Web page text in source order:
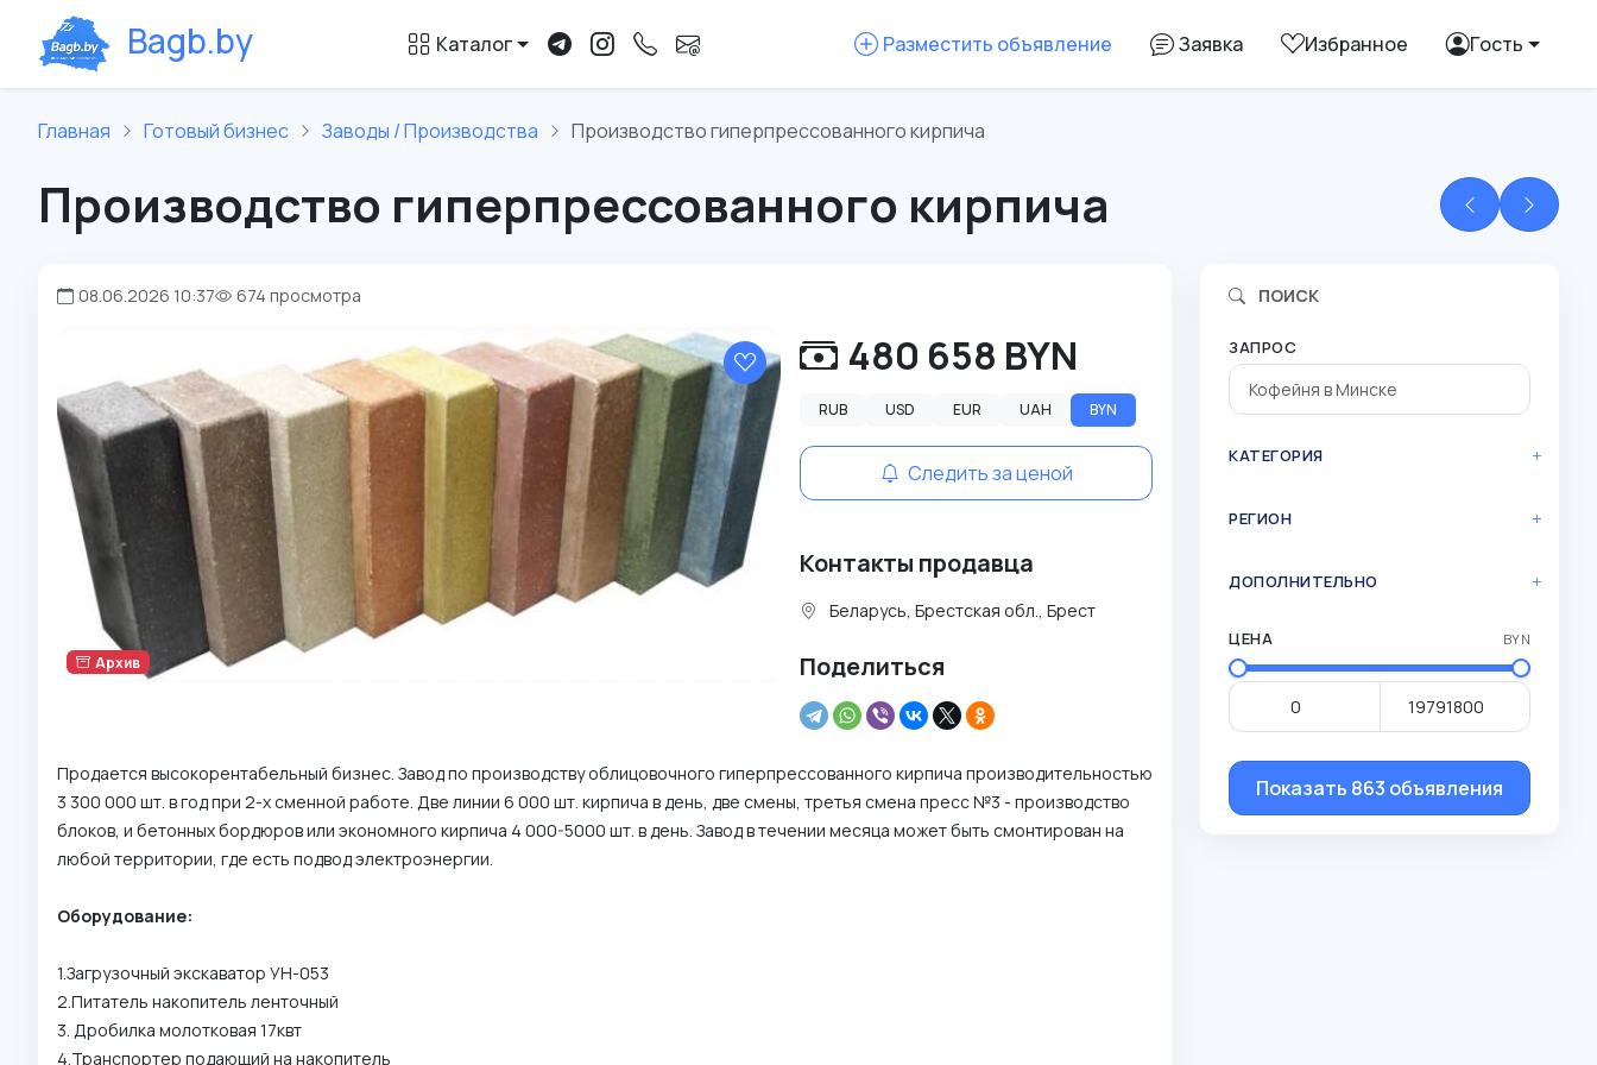
Bagb.by Каталог Разместить объявление Заявка Избранное Гость
Главная Готовый бизнес Заводы / Производства Производство гиперпрессованного кирпича
Производство гиперпрессованного кирпича
ЗАПРОС
КАТЕГОРИЯ
РЕГИОН
ДОПОЛНИТЕЛЬНО
ЦЕНА BYN
Показать 863 объявления
ПОИСК
08.06.2026 10:37 674 просмотра
Архив
480 658 BYN
RUB USD EUR UAH BYN
Следить за ценой
Контакты продавца
Беларусь, Брестская обл., Брест
Поделиться
Продается высокорентабельный бизнес. Завод по производству облицовочного гиперпрессованного кирпича производительностью
3 300 000 шт. в год при 2-х сменной работе. Две линии 6 000 шт. кирпича в день, две смены, третья смена пресс №3 - производство
блоков, и бетонных бордюров или экономного кирпича 4 000-5000 шт. в день. Завод в течении месяца может быть смонтирован на
любой территории, где есть подвод электроэнергии.
Оборудование:
1.Загрузочный экскаватор УН-053
2.Питатель накопитель ленточный
3. Дробилка молотковая 17квт
4.Транспортер подающий на накопитель